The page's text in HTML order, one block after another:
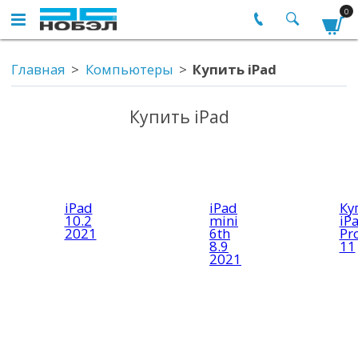
0
Главная Компьютеры Купить iPad
Купить iPad
iPad
10.2
2021
iPad
mini
6th
8.9
2021
11